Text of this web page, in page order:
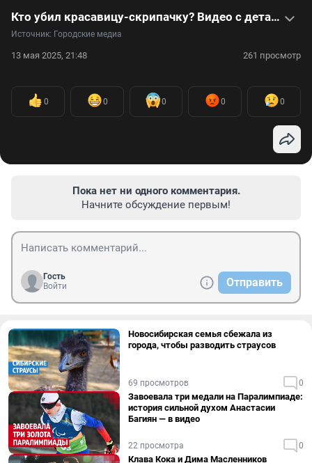
Кто убил красавицу-скрипачку? Видео с деталями произошедшего
Источник: Городские медиа
13 мая 2025, 21:48 261 просмотр
0 0 0 0 0
Пока нет ни одного комментария.
Начните обсуждение первым!
Гость
Войти
Отправить
Новосибирская семья сбежала из
города, чтобы разводить страусов
69 просмотров 0
Завоевала три медали на Паралимпиаде:
история сильной духом Анастасии
Багиян — в видео
22 просмотра 0
Клава Кока и Дима Масленников